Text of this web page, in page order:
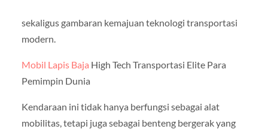
sekaligus gambaran kemajuan teknologi transportasi
modern.
Mobil Lapis Baja High Tech Transportasi Elite Para
Pemimpin Dunia
Kendaraan ini tidak hanya berfungsi sebagai alat
mobilitas, tetapi juga sebagai benteng bergerak yang